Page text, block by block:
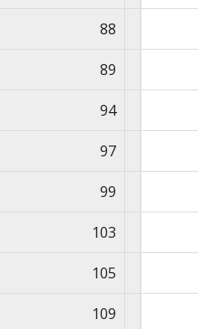
88
89
94
97
99
103
105
109